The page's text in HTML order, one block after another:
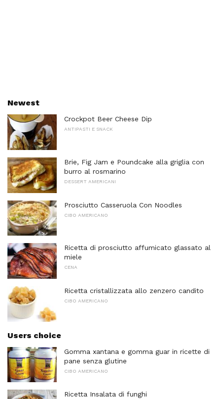
Newest
Crockpot Beer Cheese Dip
ANTIPASTI E SNACK
Brie, Fig Jam e Poundcake alla griglia con
burro al rosmarino
DESSERT AMERICANI
Prosciutto Casseruola Con Noodles
CIBO AMERICANO
Ricetta di prosciutto affumicato glassato al
miele
CENA
Ricetta cristallizzata allo zenzero candito
CIBO AMERICANO
Users choice
Gomma xantana e gomma guar in ricette di
pane senza glutine
CIBO AMERICANO
Ricetta Insalata di funghi